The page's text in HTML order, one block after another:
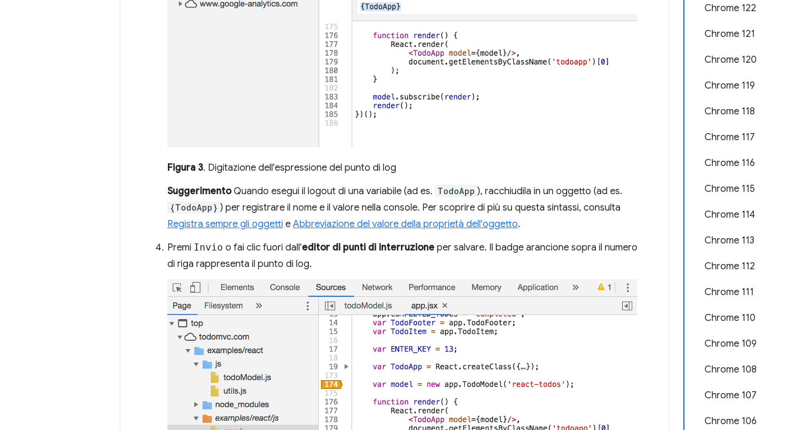
Chrome 122
Chrome 121
Chrome 120
Chrome 119
Chrome 118
Chrome 117
Chrome 116
Chrome 115
Chrome 114
Chrome 113
Chrome 112
Chrome 111
Chrome 110
Chrome 109
Chrome 108
Chrome 107
Chrome 106
Figura 3. Digitazione dell'espressione del punto di log
SuggerimentoQuando esegui il logout di una variabile (ad es. TodoApp ), racchiudila in un oggetto (ad es.
{TodoApp} ) per registrare il nome e il valore nella console. Per scoprire di più su questa sintassi, consulta
Registra sempre gli oggetti e Abbreviazione del valore della proprietà dell'oggetto.
Premi Invio o fai clic fuori dall'editor di punti di interruzione per salvare. Il badge arancione sopra il numero
di riga rappresenta il punto di log.